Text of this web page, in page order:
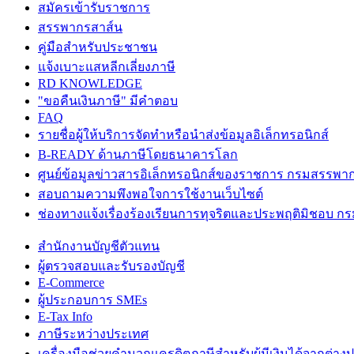
สมัครเข้ารับราชการ
สรรพากรสาส์น
คู่มือสำหรับประชาชน
แจ้งเบาะแสหลีกเลี่ยงภาษี
RD KNOWLEDGE
"ขอคืนเงินภาษี" มีคำตอบ
FAQ
รายชื่อผู้ให้บริการจัดทำหรือนำส่งข้อมูลอิเล็กทรอนิกส์
B-READY ด้านภาษีโดยธนาคารโลก
ศูนย์ข้อมูลข่าวสารอิเล็กทรอนิกส์ของราชการ กรมสรรพา
สอบถามความพึงพอใจการใช้งานเว็บไซต์
ช่องทางแจ้งเรื่องร้องเรียนการทุจริตและประพฤติมิชอบ ก
สำนักงานบัญชีตัวแทน
ผู้ตรวจสอบและรับรองบัญชี
E-Commerce
ผู้ประกอบการ SMEs
E-Tax Info
ภาษีระหว่างประเทศ